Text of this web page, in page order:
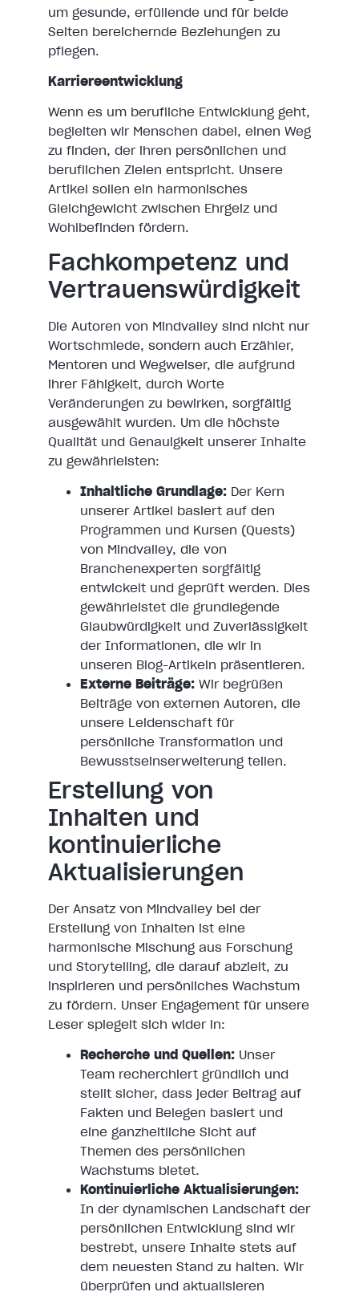
um gesunde, erfüllende und für beide
Seiten bereichernde Beziehungen zu
pflegen.
Karriereentwicklung
Wenn es um berufliche Entwicklung geht,
begleiten wir Menschen dabei, einen Weg
zu finden, der ihren persönlichen und
beruflichen Zielen entspricht. Unsere
Artikel sollen ein harmonisches
Gleichgewicht zwischen Ehrgeiz und
Wohlbefinden fördern.
Fachkompetenz und
Vertrauenswürdigkeit
Die Autoren von Mindvalley sind nicht nur
Wortschmiede, sondern auch Erzähler,
Mentoren und Wegweiser, die aufgrund
ihrer Fähigkeit, durch Worte
Veränderungen zu bewirken, sorgfältig
ausgewählt wurden. Um die höchste
Qualität und Genauigkeit unserer Inhalte
zu gewährleisten:
Inhaltliche Grundlage: Der Kern
unserer Artikel basiert auf den
Programmen und Kursen (Quests)
von Mindvalley, die von
Branchenexperten sorgfältig
entwickelt und geprüft werden. Dies
gewährleistet die grundlegende
Glaubwürdigkeit und Zuverlässigkeit
der Informationen, die wir in
unseren Blog-Artikeln präsentieren.
Externe Beiträge: Wir begrüßen
Beiträge von externen Autoren, die
unsere Leidenschaft für
persönliche Transformation und
Bewusstseinserweiterung teilen.
Erstellung von
Inhalten und
kontinuierliche
Aktualisierungen
Der Ansatz von Mindvalley bei der
Erstellung von Inhalten ist eine
harmonische Mischung aus Forschung
und Storytelling, die darauf abzielt, zu
inspirieren und persönliches Wachstum
zu fördern. Unser Engagement für unsere
Leser spiegelt sich wider in:
Recherche und Quellen: Unser
Team recherchiert gründlich und
stellt sicher, dass jeder Beitrag auf
Fakten und Belegen basiert und
eine ganzheitliche Sicht auf
Themen des persönlichen
Wachstums bietet.
Kontinuierliche Aktualisierungen:
In der dynamischen Landschaft der
persönlichen Entwicklung sind wir
bestrebt, unsere Inhalte stets auf
dem neuesten Stand zu halten. Wir
überprüfen und aktualisieren